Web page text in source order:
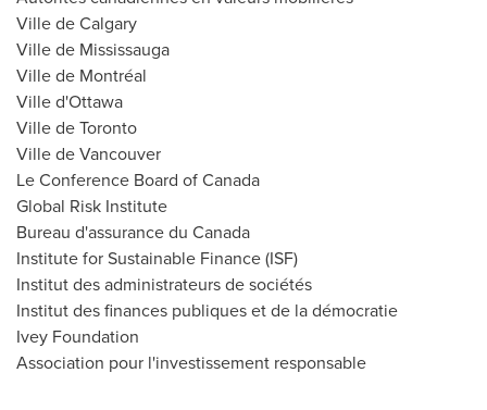
Ville deCalgary
Ville de Mississauga
Ville de Montréal
Ville d'Ottawa
Ville deToronto
Ville deVancouver
Le Conference Board of Canada
Global Risk Institute
Bureau d'assurance du Canada
Institute for Sustainable Finance (ISF)
Institut des administrateurs de sociétés
Institut des finances publiques et de la démocratie
Ivey Foundation
Association pour l'investissement responsable